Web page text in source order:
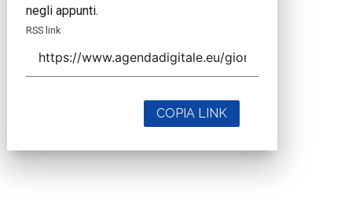
negli appunti.
RSS link
COPIA LINK